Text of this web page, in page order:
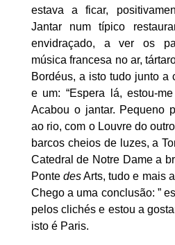
estava a ficar,
Jantar num típico
envidraçado, a ver os
música francesa no ar,
Bordéus, a isto tudo junto a
e um: “Espera lá, estou-
Acabou o jantar. Pequeno
ao rio, com o Louvre do
barcos cheios de luzes, a
Catedral de Notre Dame a
Ponte desArts, tudo e mais
Chego a uma conclusão: ”
pelos clichés e estou a
isto é Paris.